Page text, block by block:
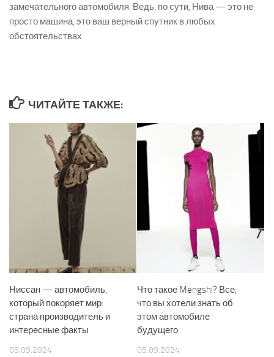
замечательного автомобиля. Ведь, по сути, Нива — это не
просто машина, это ваш верный спутник в любых
обстоятельствах.
ЧИТАЙТЕ ТАКЖЕ:
Ниссан — автомобиль,
который покоряет мир:
страна производитель и
интересные факты
05.09.2024
Что такое Mengshi? Все,
что вы хотели знать об
этом автомобиле
будущего
05.09.2024